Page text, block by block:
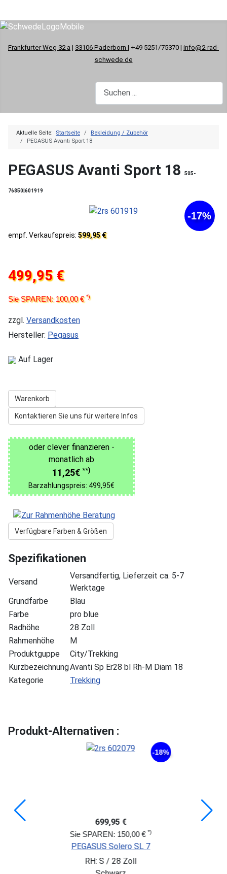
Frankfurter Weg 32 a | 33106 Paderborn | +49 5251/75370 | info@2-rad-
schwede.de
Aktuelle Seite: Startseite
Bekleidung / Zubehör
PEGASUS Avanti Sport 18
PEGASUS Avanti Sport 18 505-
76850|601919
-17%
empf. Verkaufspreis: 599,95 €
499,95 €
Sie SPAREN: 100,00 €*)
zzgl. Versandkosten
Hersteller: Pegasus
Auf Lager
Warenkorb
Kontaktieren Sie uns für weitere Infos
oder clever finanzieren -
monatlich ab
11,25€ **)
Barzahlungspreis: 499,95€
Verfügbare Farben & Größen
Spezifikationen
Versand
Versandfertig, Lieferzeit ca. 5-7
Werktage
Grundfarbe
Blau
Farbe
pro blue
Radhöhe
28 Zoll
Rahmenhöhe
M
Produktguppe
City/Trekking
KurzbezeichnungAvanti Sp Er28 bl Rh-M Diam 18
Kategorie
Trekking
Produkt-Alternativen :
-18%
Sie SPAREN: 150,00 €*)
PEGASUS Solero SL 7
RH: S / 28 Zoll